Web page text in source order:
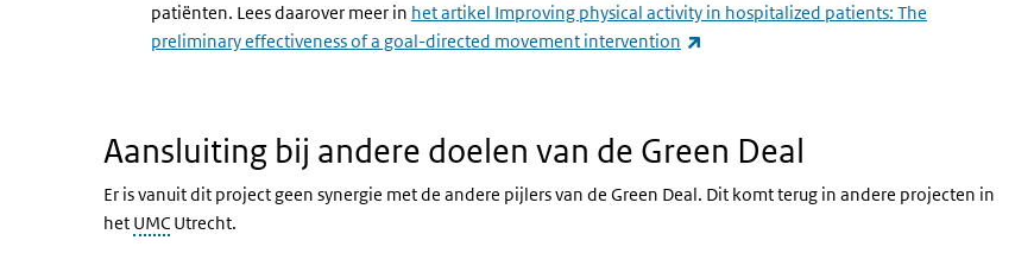
patiënten. Lees daarover meer in het artikel Improving physical activity in hospitalized patients: The
preliminary effectiveness of a goal-directed movement intervention
Aansluiting bij andere doelen van de Green Deal
Er is vanuit dit project geen synergie met de andere pijlers van de Green Deal. Dit komt terug in andere projecten in
het UMC Utrecht.